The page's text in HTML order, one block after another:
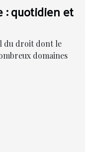
: quotidien et
du droit dont le
domaines